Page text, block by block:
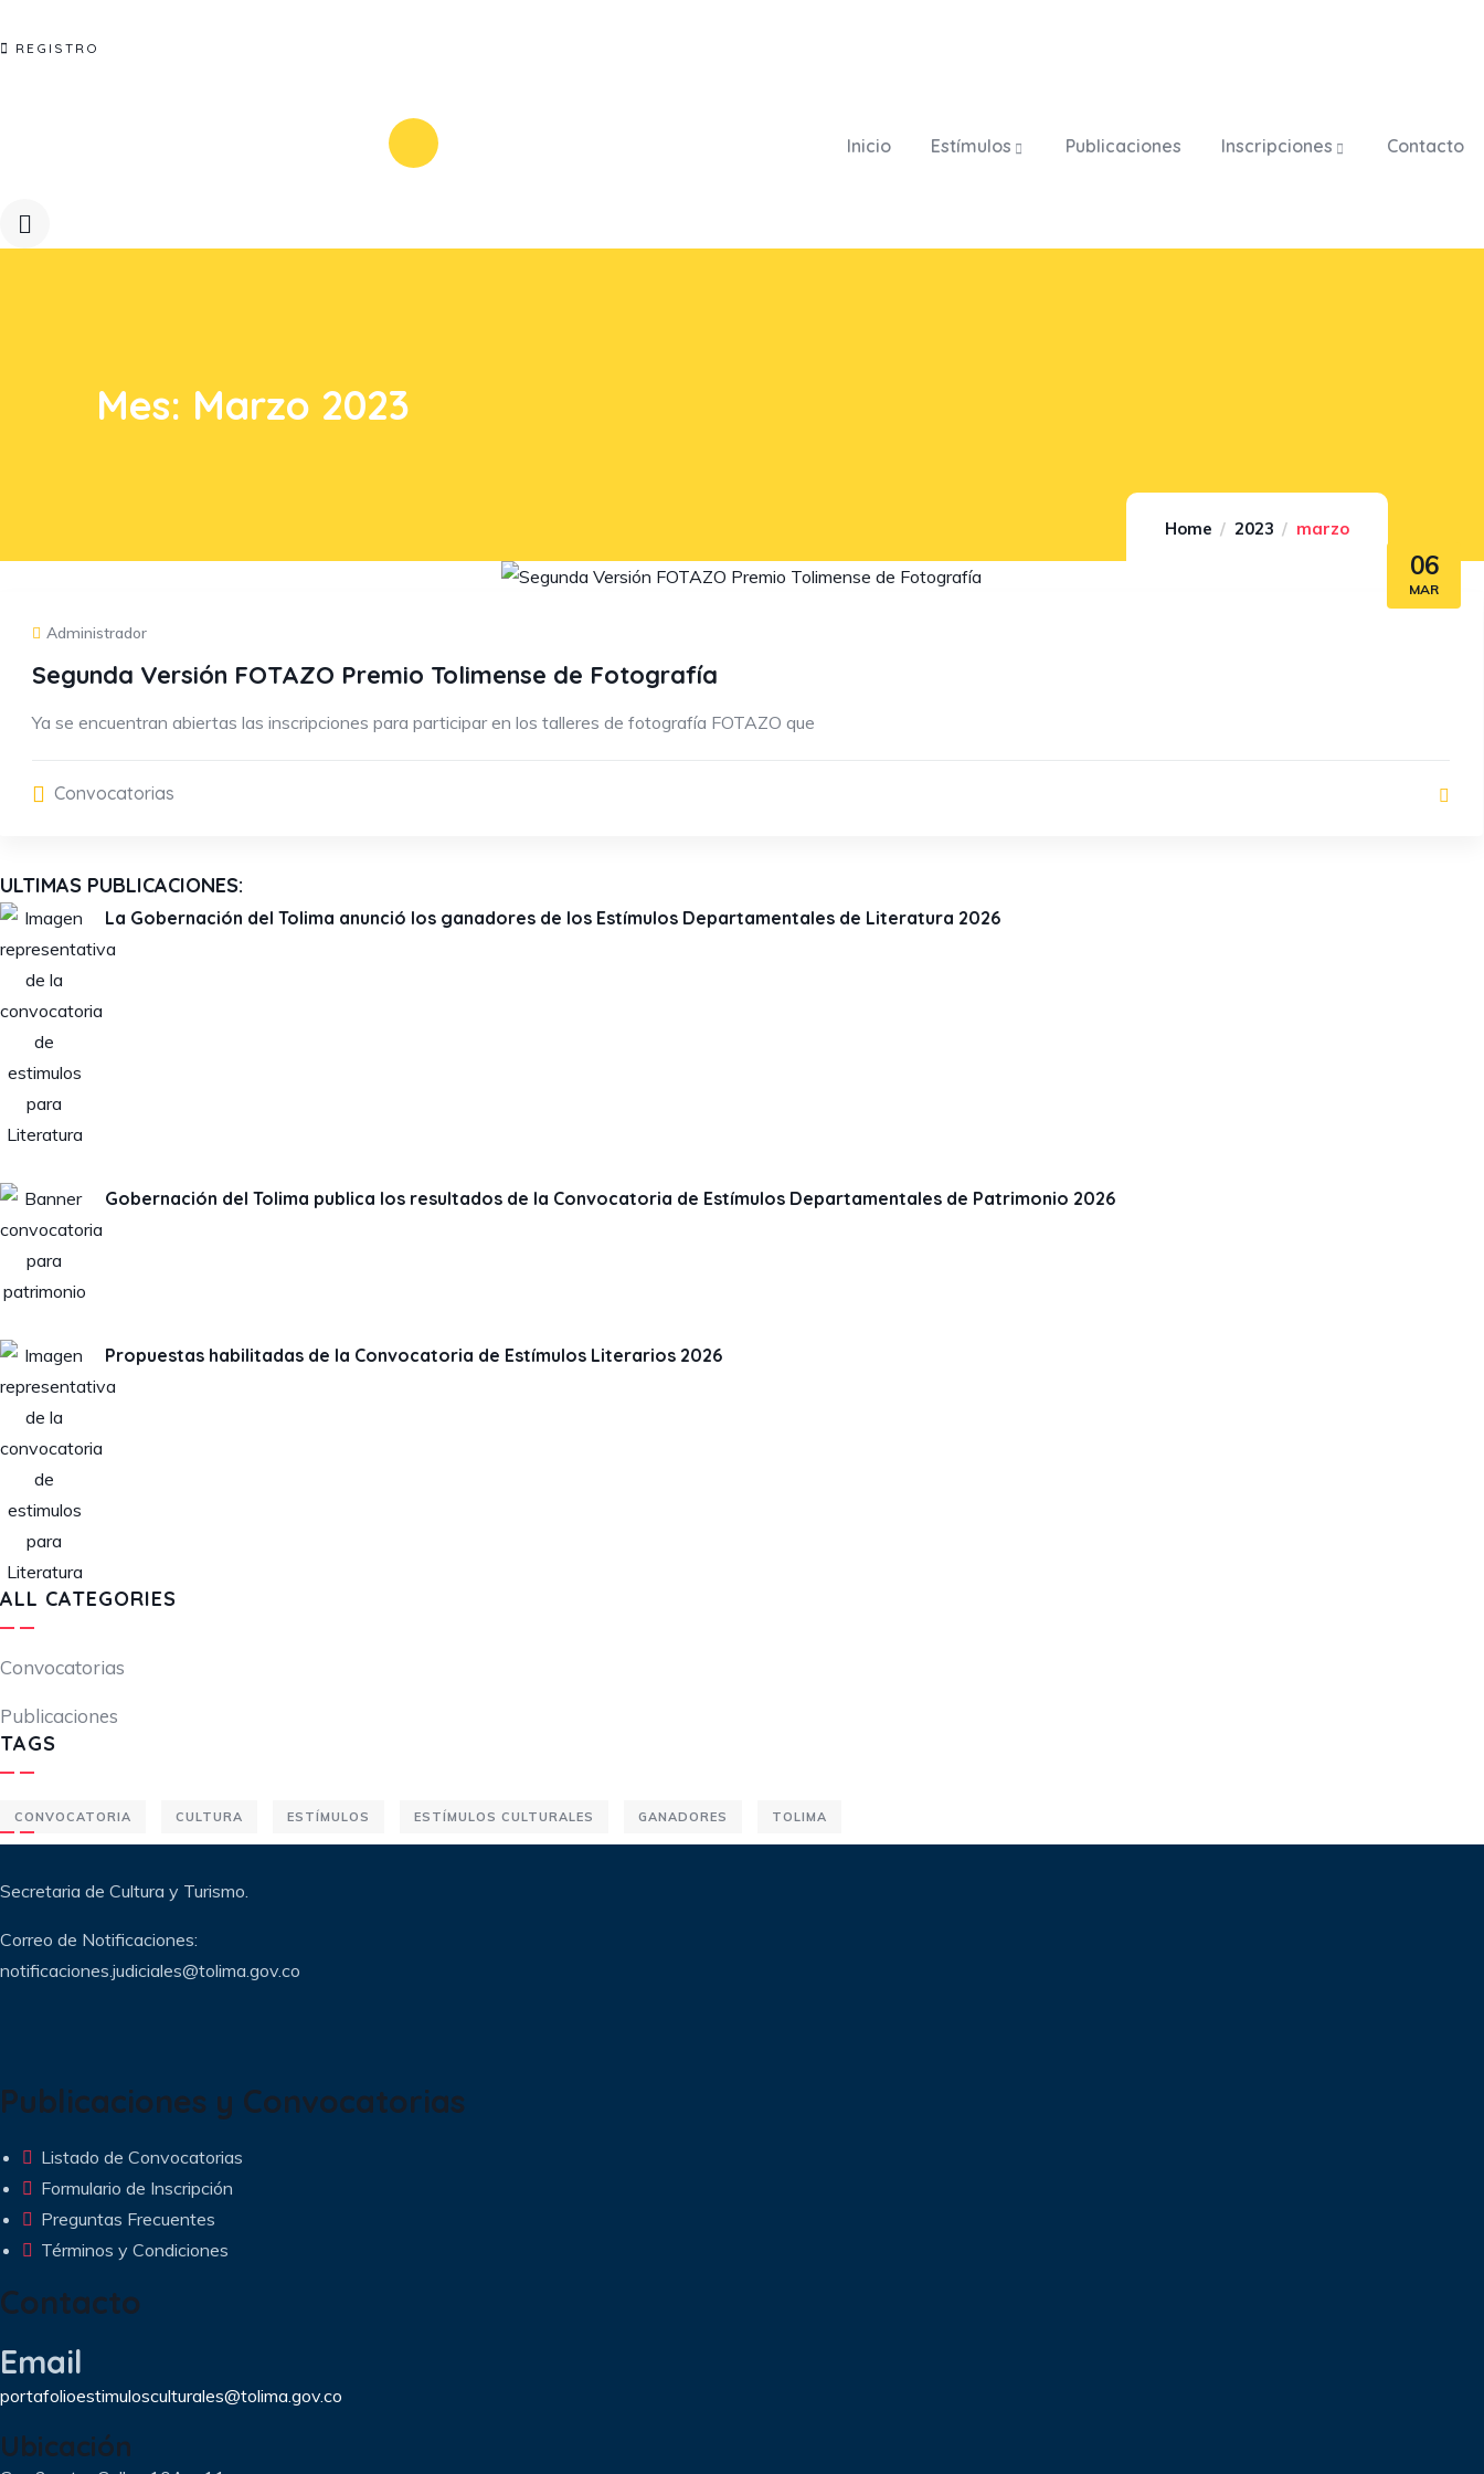
REGISTRO
Inicio Estímulos Publicaciones Inscripciones Contacto
Mes: Marzo 2023
Home 2023 marzo
06
MAR
Administrador
Segunda Versión FOTAZO Premio Tolimense de Fotografía
Ya se encuentran abiertas las inscripciones para participar en los talleres de fotografía FOTAZO que
Convocatorias
ULTIMAS PUBLICACIONES:
La Gobernación del Tolima anunció los ganadores de los Estímulos Departamentales de Literatura 2026
Gobernación del Tolima publica los resultados de la Convocatoria de Estímulos Departamentales de Patrimonio 2026
Propuestas habilitadas de la Convocatoria de Estímulos Literarios 2026
ALL CATEGORIES
Convocatorias
Publicaciones
TAGS
CONVOCATORIA CULTURA ESTÍMULOS ESTÍMULOS CULTURALES GANADORES TOLIMA
Secretaria de Cultura y Turismo.
Correo de Notificaciones:
notificaciones.judiciales@tolima.gov.co
Publicaciones y Convocatorias
Listado de Convocatorias
Formulario de Inscripción
Preguntas Frecuentes
Términos y Condiciones
Contacto
Email
portafolioestimulosculturales@tolima.gov.co
Ubicación